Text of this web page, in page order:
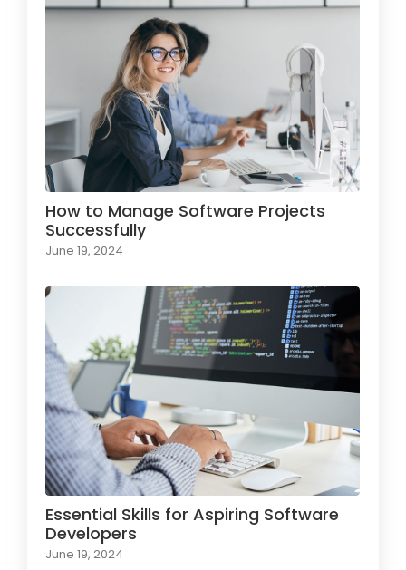
How to Manage Software Projects
Successfully
June 19, 2024
Essential Skills for Aspiring Software
Developers
June 19, 2024